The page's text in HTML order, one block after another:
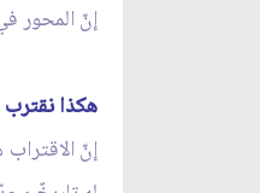
إنّ المحور
هكذا
إنّ